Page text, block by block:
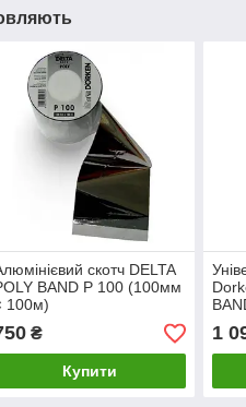
скотч DELTA
BAND P 100 (100мм
100м)
₴
Купити
1